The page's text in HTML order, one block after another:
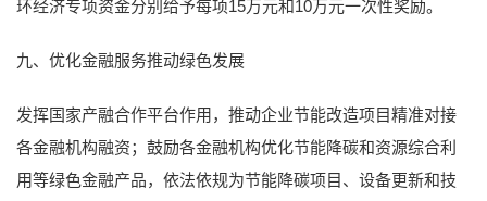
环经济专项资金分别给予每项15万元和10万元一次性奖励。
九、优化金融服务推动绿色发展
发挥国家产融合作平台作用，推动企业节能改造项目精准对接
各金融机构融资；鼓励各金融机构优化节能降碳和资源综合利
用等绿色金融产品，依法依规为节能降碳项目、设备更新和技